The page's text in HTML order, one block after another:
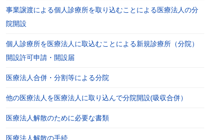
事業譲渡による個人診療所を取り込むことによる医療法人の分
院開設
個人診療所を医療法人に取込むことによる新規診療所（分院）
開設許可申請・開設届
医療法人合併・分割等による分院
他の医療法人を医療法人に取り込んで分院開設(吸収合併）
医療法人解散のために必要な書類
医療法人解散の手続